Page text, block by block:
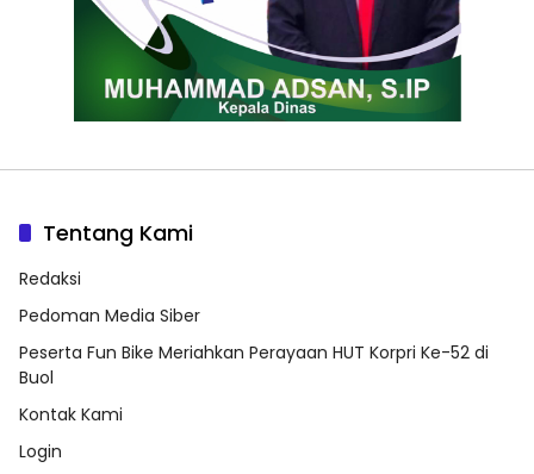
Tentang Kami
Redaksi
Pedoman Media Siber
Peserta Fun Bike Meriahkan Perayaan HUT Korpri Ke-52 di
Buol
Kontak Kami
Login